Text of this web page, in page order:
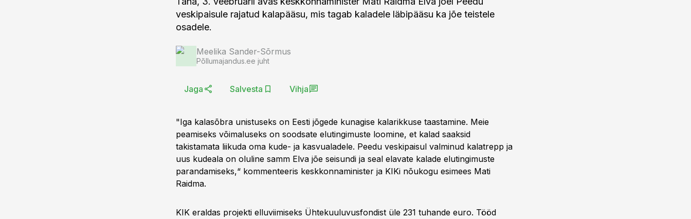
veskipaisule rajatud kalapääsu, mis tagab kaladele läbipääsu ka jõe teistele
osadele.
Meelika Sander-Sõrmus
Põllumajandus.ee juht
Jaga Salvesta Vihja
"Iga kalasõbra unistuseks on Eesti jõgede kunagise kalarikkuse taastamine. Meie
peamiseks võimaluseks on soodsate elutingimuste loomine, et kalad saaksid
takistamata liikuda oma kude- ja kasvualadele. Peedu veskipaisul valminud kalatrepp ja
uus kudeala on oluline samm Elva jõe seisundi ja seal elavate kalade elutingimuste
parandamiseks,“ kommenteeris keskkonnaminister ja KIKi nõukogu esimees Mati
Raidma.
KIK eraldas projekti elluviimiseks Ühtekuuluvusfondist üle 231 tuhande euro. Tööd